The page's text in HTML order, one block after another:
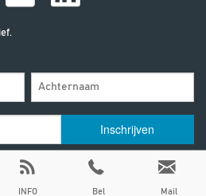
INFO Bel Mail
prijzen zijn exclusief btw, tenzij